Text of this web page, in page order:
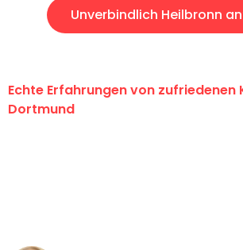
Unverbindlich Heilbronn
Echte Erfahrungen von zufriedenen
Dortmund